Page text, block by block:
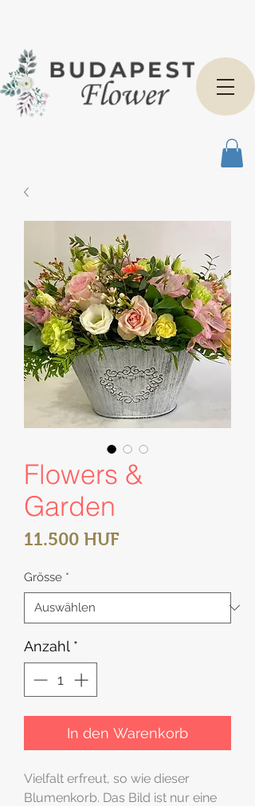
Flowers &
Garden
11.500 HUFPreis
Grösse *
Anzahl *
In den Warenkorb
Vielfalt erfreut, so wie dieser
Blumenkorb. Das Bild ist nur eine